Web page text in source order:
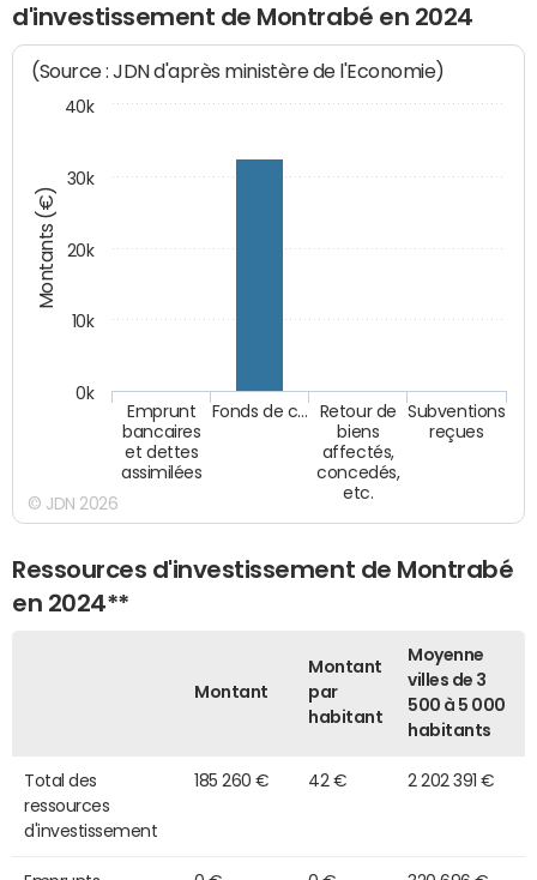
d'investissement de Montrabé en 2024
Montants (€)
(Source : JDN d'après ministère de l'Economie)
Emprunt
bancaires
et dettes
assimilées
Fonds de c…
Retour de
biens
affectés,
concedés,
etc.
Subventions
reçues
0k
10k
20k
30k
40k
© JDN 2026
Ressources d'investissement de Montrabé
en 2024**
Montant
Montant
par
habitant
Moyenne
villes de 3
500 à 5 000
habitants
Total des
ressources
d'investissement
185 260 € 42 € 2 202 391 €